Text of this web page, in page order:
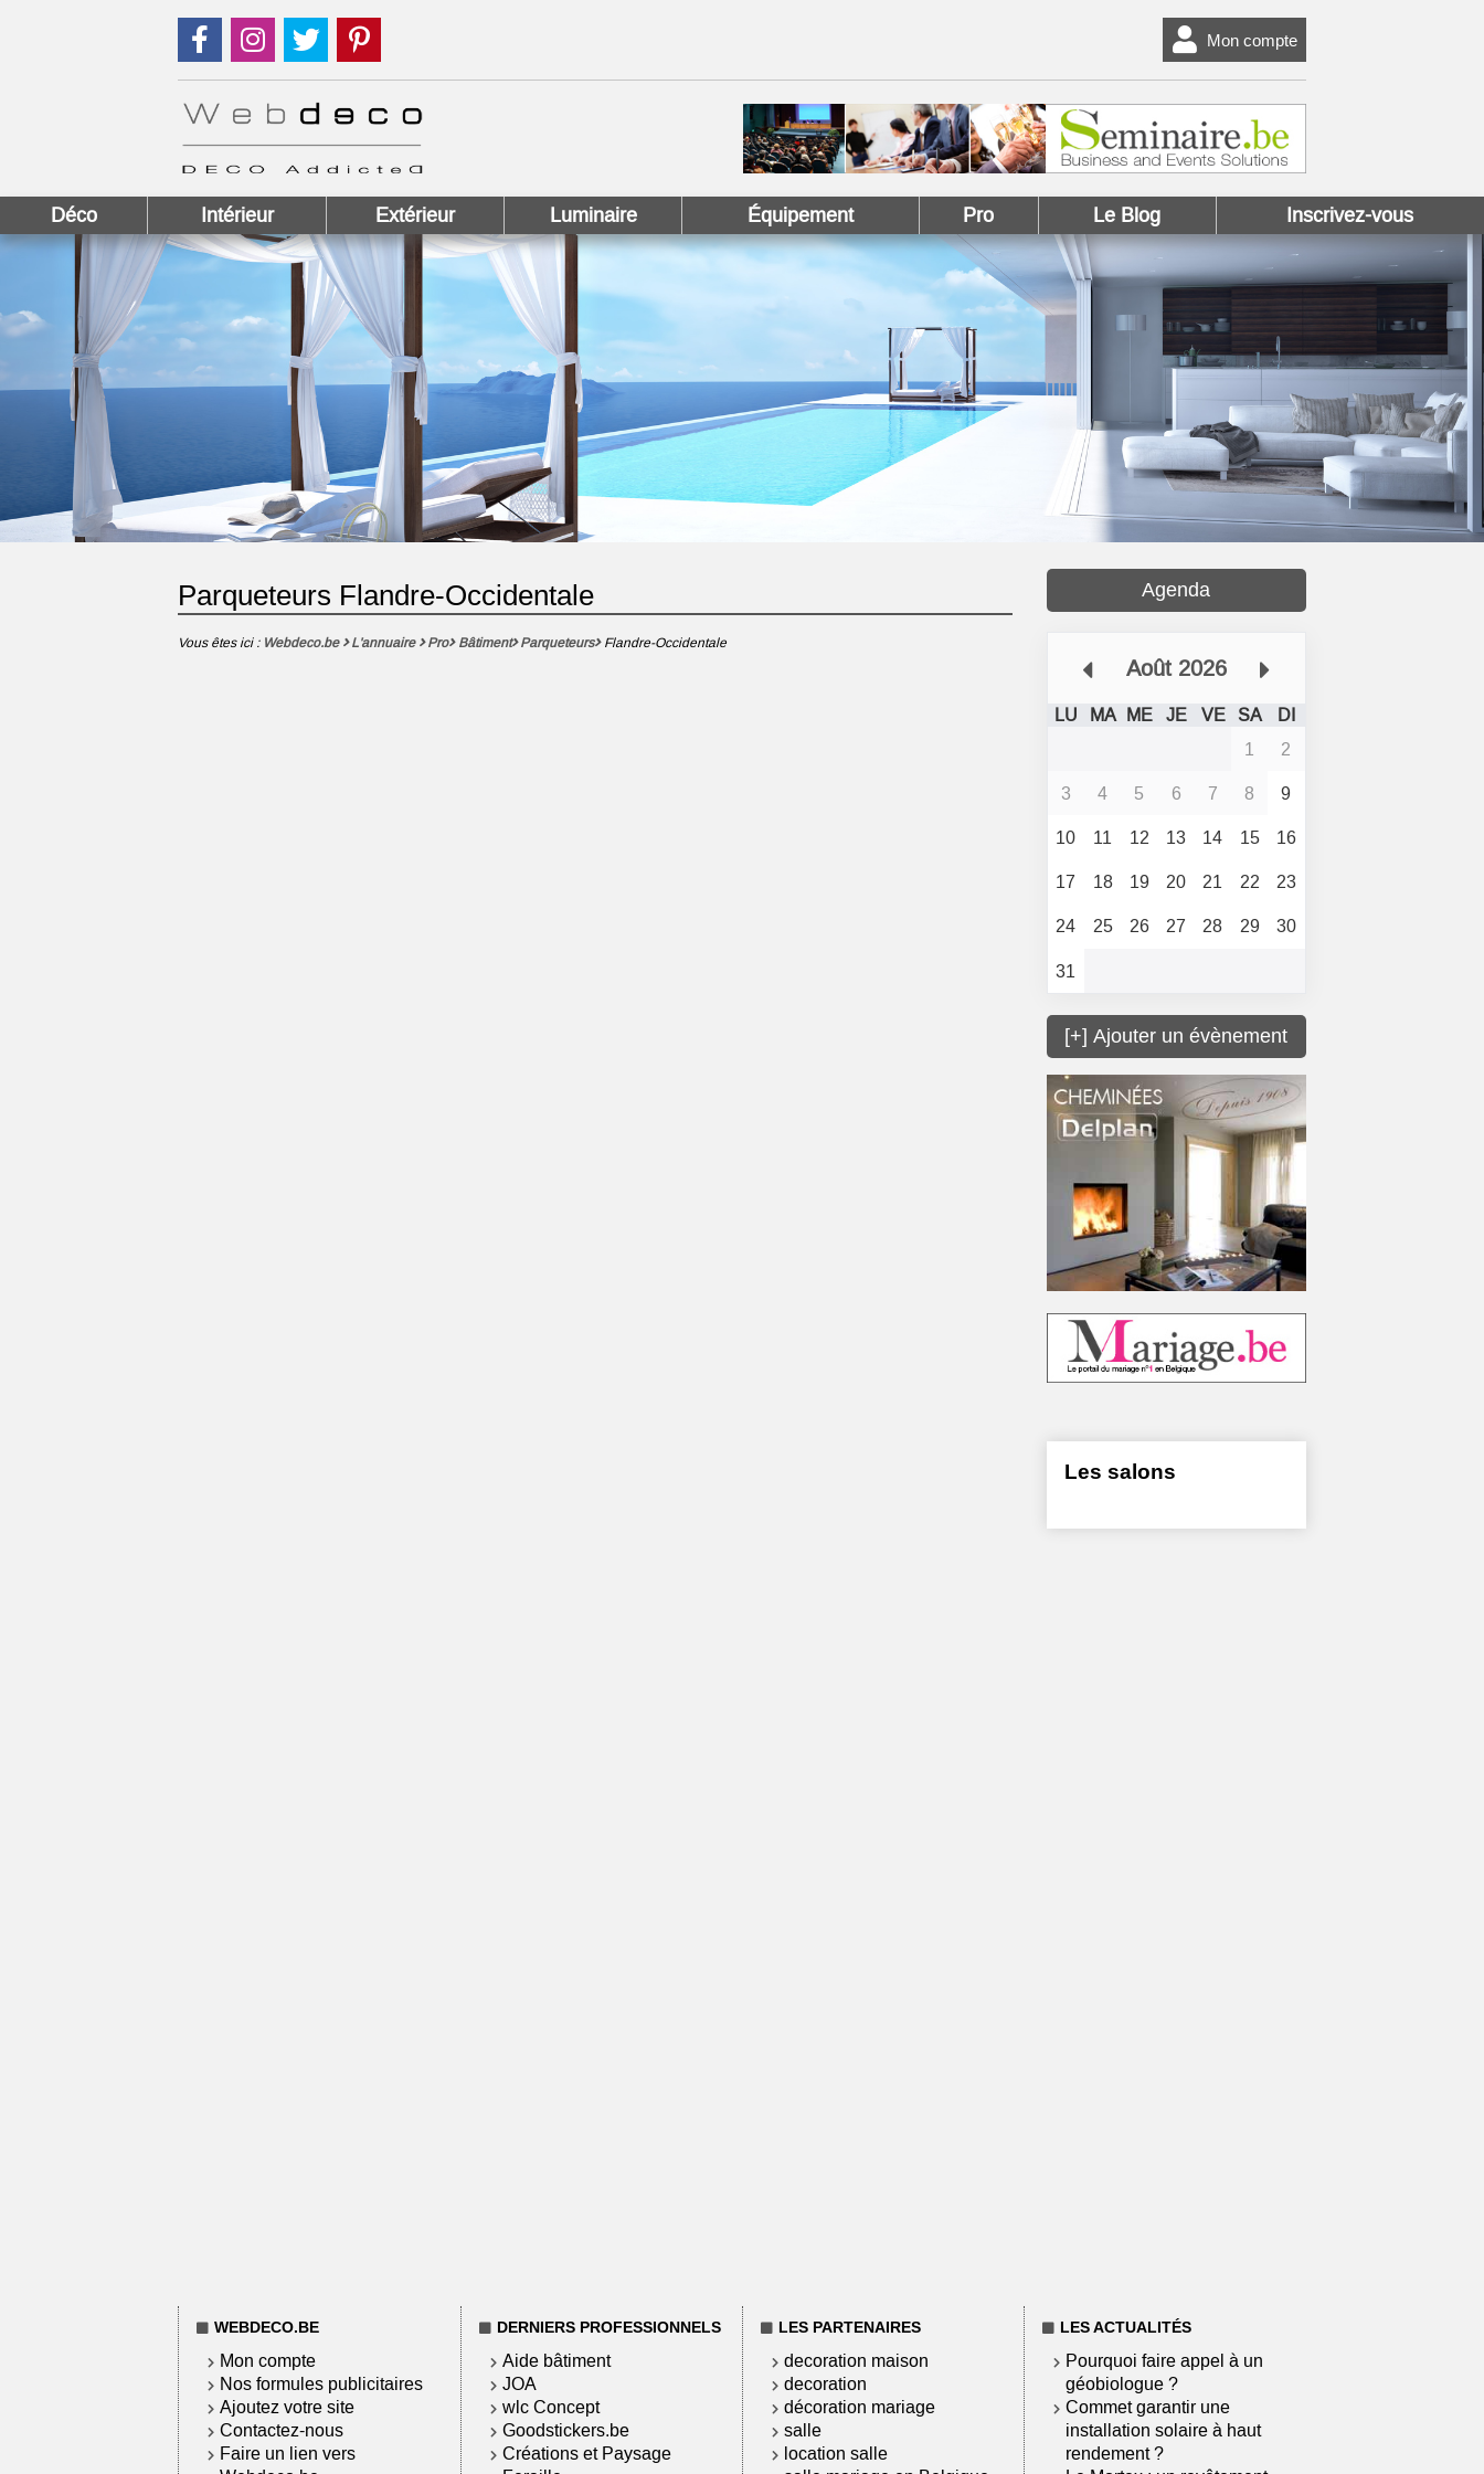
Suivez nous sur Facebook !
Suivez nous sur Instagram !
Suivez nous sur Twitter ! Mon compte
Déco Intérieur Extérieur Luminaire Équipement Pro Le Blog Inscrivez-vous
Parqueteurs Flandre-Occidentale
Vous êtes ici : Webdeco.be L'annuaire Pro Bâtiment Parqueteurs Flandre-Occidentale
Agenda
Août 2026
LU MA ME JE VE SA
DI
1
2
3
4 5 6 7 8
9
10
11 12 13 14 15
16
17
18 19 20 21 22
23
24
25 26 27 28 29
30
31
[+] Ajouter un évènement
Les salons
WEBDECO.BE
Mon compte
Nos formules publicitaires
Ajoutez votre site
Contactez-nous
Faire un lien vers
DERNIERS PROFESSIONNELS
Aide bâtiment
JOA
wlc Concept
Goodstickers.be
Créations et Paysage
LES PARTENAIRES
decoration maison
decoration
décoration mariage
salle
location salle
LES ACTUALITÉS
Pourquoi faire appel à un
géobiologue ?
Commet garantir une
installation solaire à haut
rendement ?